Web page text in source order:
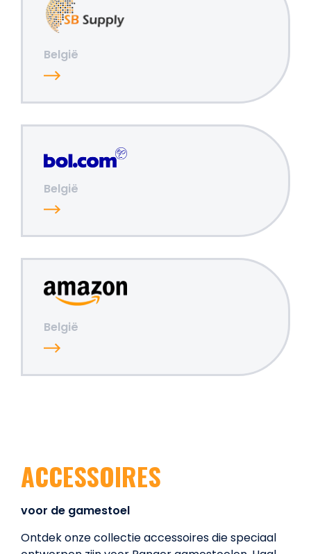
België
België
België
ACCESSOIRES
voor de gamestoel
Ontdek onze collectie accessoires die speciaal